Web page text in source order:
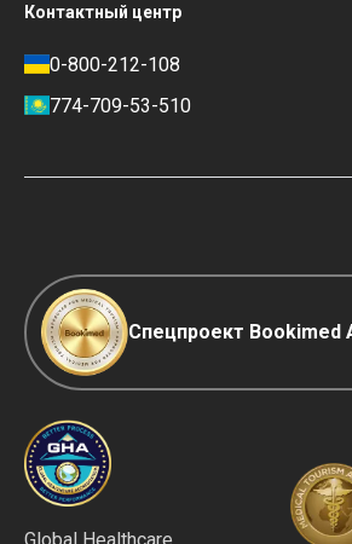
Общественное влияние и
Карьера
Контакты
Политика конфиденциальности
Политика отзывов
Условия оплаты и внесения
Политика ранжирования клиник
Контактный центр
0-800-212-108
774-709-53-510
Спецпроект Bookimed